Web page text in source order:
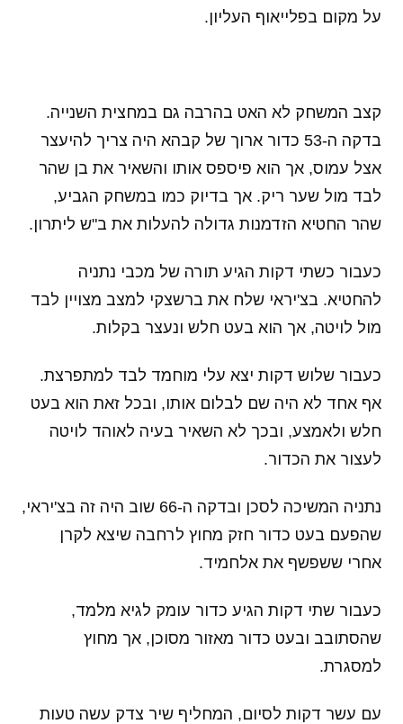
על מקום בפלייאוף העליון.
קצב המשחק לא האט בהרבה גם במחצית השנייה.
בדקה ה-53 כדור ארוך של קבהא היה צריך להיעצר
אצל עמוס, אך הוא פיספס אותו והשאיר את בן שהר
לבד מול שער ריק. אך בדיוק כמו במשחק הגביע,
שהר החטיא הזדמנות גדולה להעלות את ב"ש ליתרון.
כעבור כשתי דקות הגיע תורה של מכבי נתניה
להחטיא. בצ'יראי שלח את ברשצקי למצב מצויין לבד
מול לויטה, אך הוא בעט חלש ונעצר בקלות.
כעבור שלוש דקות יצא עלי מוחמד לבד למתפרצת.
אף אחד לא היה שם לבלום אותו, ובכל זאת הוא בעט
חלש ולאמצע, ובכך לא השאיר בעיה לאוהד לויטה
לעצור את הכדור.
נתניה המשיכה לסכן ובדקה ה-66 שוב היה זה בצ'יראי,
שהפעם בעט כדור חזק מחוץ לרחבה שיצא לקרן
אחרי ששפשף את אלחמיד.
כעבור שתי דקות הגיע כדור עומק לגיא מלמד,
שהסתובב ובעט כדור מאזור מסוכן, אך מחוץ
למסגרת.
עם עשר דקות לסיום, המחליף שיר צדק עשה טעות